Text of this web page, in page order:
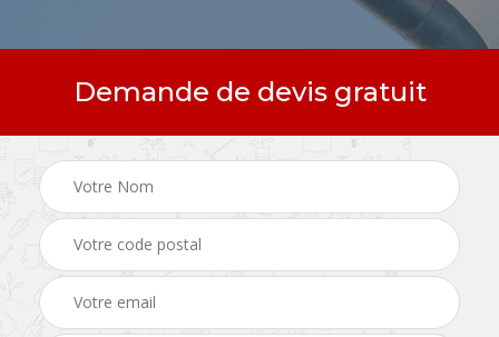
Demande de devis gratuit